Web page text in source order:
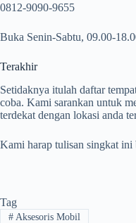
0812-9090-9655
Buka Senin-Sabtu, 09.00-
Terakhir
Setidaknya itulah daftar
coba. Kami sarankan untuk
terdekat dengan lokasi anda
Kami harap tulisan singkat ini
Tag
#Aksesoris Mobil